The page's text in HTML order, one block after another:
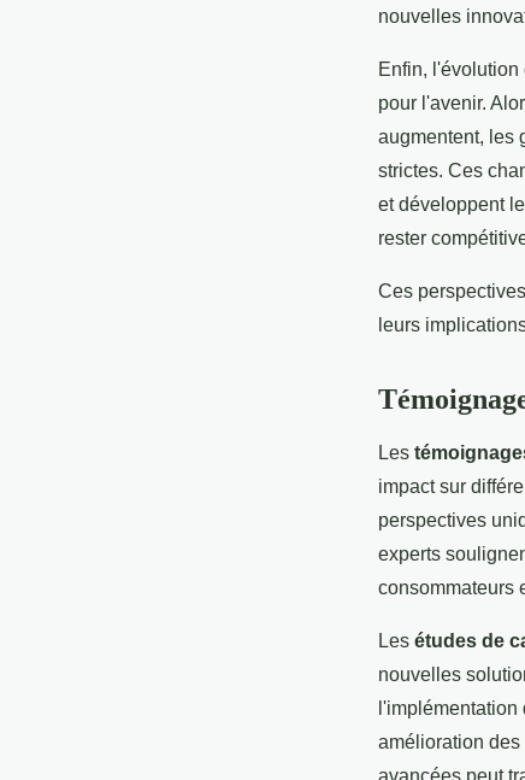
nouvelles
Enfin,
pour l'avenir.
augmentent, les
strictes. Ces
et développent
rester
Ces
leurs
Les
impact sur
perspectives
experts
consommateurs
Les études de
nouvelles
amélioration
avancées peut